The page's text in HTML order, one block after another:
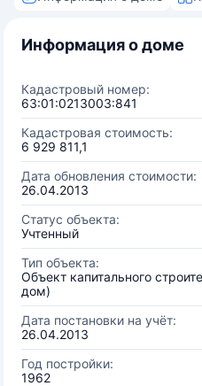
Информация о доме
Кадастровый номер:
63:01:0213003:841
Кадастровая стоимость:
6 929 811,1
Дата обновления стоимости:
26.04.2013
Статус объекта:
Учтенный
Тип объекта:
Объект капитального
дом)
Дата постановки на учёт:
26.04.2013
Год постройки:
1962